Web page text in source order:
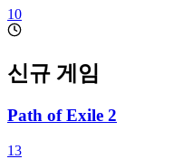
10
신규 게임
Path of Exile 2
13